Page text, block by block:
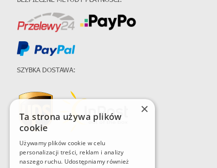
SZYBKA DOSTAWA:
×
Ta strona używa plików
cookie
Używamy plików cookie w celu
personalizacji treści, reklam i analizy
naszego ruchu. Udostępniamy również